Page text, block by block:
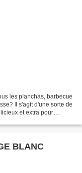
les planchas, barbecue
Il s'agit d'une sorte de
et extra pour
BLANC